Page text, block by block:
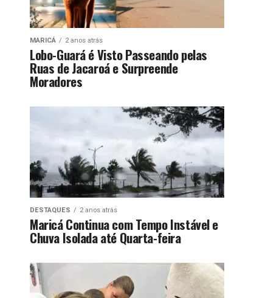
MARICÁ 2 anos atrás
Lobo-Guará é Visto Passeando pelas
Ruas de Jacaroá e Surpreende
Moradores
DESTAQUES 2 anos atrás
Maricá Continua com Tempo Instável e
Chuva Isolada até Quarta-feira